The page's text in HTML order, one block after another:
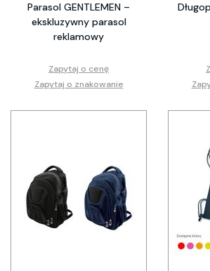
Parasol GENTLEMEN –
ekskluzywny parasol
reklamowy
Zapytaj o cenę
Zapytaj o znakowanie